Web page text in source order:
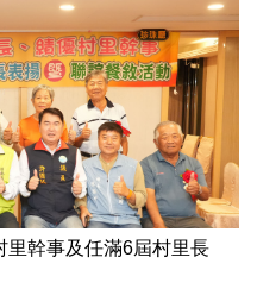
里幹事及任滿6屆村里長